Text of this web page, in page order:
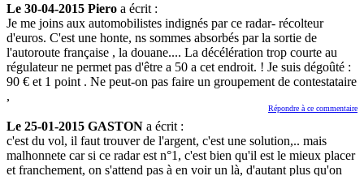
Le 30-04-2015 Piero a écrit :
Je me joins aux automobilistes indignés par ce radar- récolteur
d'euros. C'est une honte, ns sommes absorbés par la sortie de
l'autoroute française , la douane.... La décélération trop courte au
régulateur ne permet pas d'être a 50 a cet endroit. ! Je suis dégoûté :
90 € et 1 point . Ne peut-on pas faire un groupement de contestataire
,
Répondre à ce commentaire
Le 25-01-2015 GASTON a écrit :
c'est du vol, il faut trouver de l'argent, c'est une solution,.. mais
malhonnete car si ce radar est n°1, c'est bien qu'il est le mieux placer
et franchement, on s'attend pas à en voir un là, d'autant plus qu'on